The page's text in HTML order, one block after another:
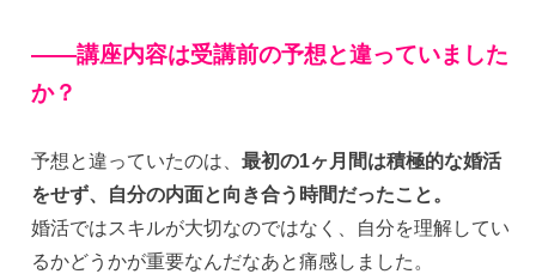
——講座内容は受講前の予想と違っていました
か？
予想と違っていたのは、最初の1ヶ月間は積極的な婚活
をせず、自分の内面と向き合う時間だったこと。
婚活ではスキルが大切なのではなく、自分を理解してい
るかどうかが重要なんだなあと痛感しました。